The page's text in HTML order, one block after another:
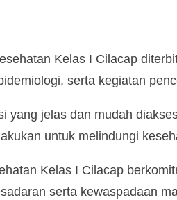
Kelas I Cilacap
serta kegiatan
yang jelas dan mudah
untuk melindungi
Kelas I Cilacap
serta kewaspadaan